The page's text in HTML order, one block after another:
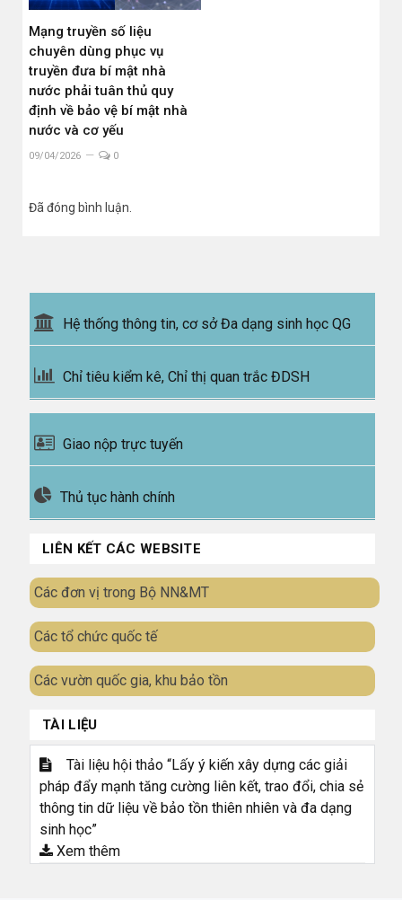
Mạng truyền số liệu
chuyên dùng phục vụ
truyền đưa bí mật nhà
nước phải tuân thủ quy
định về bảo vệ bí mật nhà
nước và cơ yếu
09/04/2026 0
Đã đóng bình luận.
Hệ thống thông tin, cơ sở Đa dạng sinh học QG
Chỉ tiêu kiểm kê, Chỉ thị quan trắc ĐDSH
Giao nộp trực tuyến
Thủ tục hành chính
LIÊN KẾT CÁC WEBSITE
Các đơn vị trong Bộ NN&MT
Các tổ chức quốc tế
Các vườn quốc gia, khu bảo tồn
TÀI LIỆU
Tài liệu hội thảo “Lấy ý kiến xây dựng các giải
pháp đẩy mạnh tăng cường liên kết, trao đổi, chia sẻ
thông tin dữ liệu về bảo tồn thiên nhiên và đa dạng
sinh học”
Xem thêm